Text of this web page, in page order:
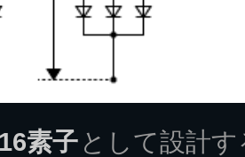
素子 として設計